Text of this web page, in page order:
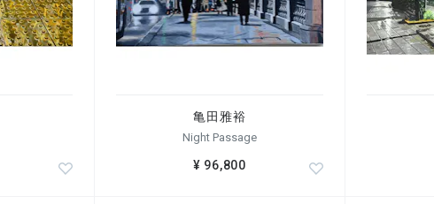
亀田雅裕
Night Passage
¥ 96,800